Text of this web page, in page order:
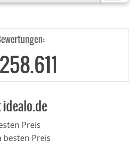
Preis
besten Preis